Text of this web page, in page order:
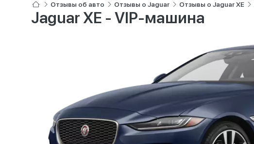
Отзывы об авто Отзывы о Jaguar Отзывы о Jaguar XE
Jaguar XE - VIP-машина